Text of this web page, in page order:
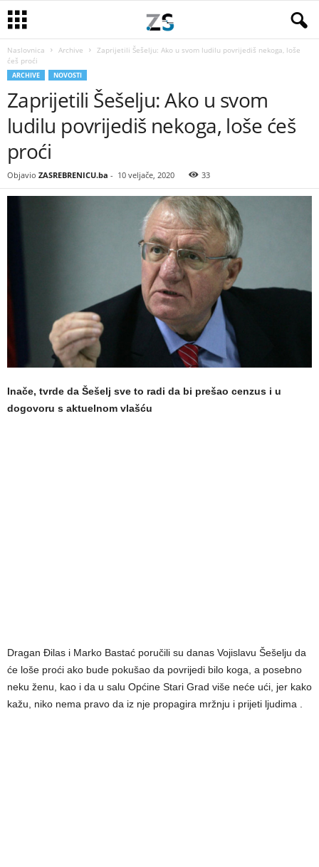
Naslovnica Archive
Zaprijetili Šešelju: Ako u svom ludilu povrijediš nekoga, loše
ćeš proći
ARCHIVE NOVOSTI
Zaprijetili Šešelju: Ako u svom
ludilu povrijediš nekoga, loše ćeš
proći
Objavio ZASREBRENICU.ba - 10 veljače, 2020 33
Inače, tvrde da Šešelj sve to radi da bi prešao cenzus i u
dogovoru s aktuelnom vlašću
Dragan Ðilas i Marko Bastać poručili su danas Vojislavu Šešelju da
će loše proći ako bude pokušao da povrijedi bilo koga, a posebno
neku ženu, kao i da u salu Općine Stari Grad više neće ući, jer kako
kažu, niko nema pravo da iz nje propagira mržnju i prijeti ljudima .